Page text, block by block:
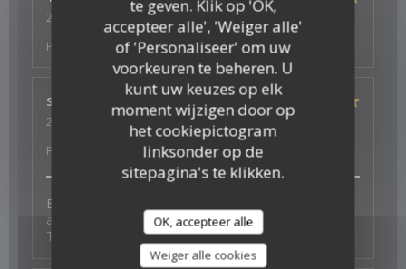
te geven. Klik op 'OK,
accepteer alle', 'Weiger alle'
of 'Personaliseer' om uw
voorkeuren te beheren. U
kunt uw keuzes op elk
moment wijzigen door op
het cookiepictogram
linksonder op de
sitepagina's te klikken.
OK, accepteer alle
Weiger alle cookies
2026-07-29
- 19:30 - Gasten 2
5/5 Atmosfeer:5/5 Keuken:5/5 Kwaliteit /
Prijs
s
2026-07-26
- 19:30 - Gasten 4
Atmosfeer:5/5 Keuken:5/5
Prijs
Excellent experience with fantastic vegan options -
and a thoughtful surprise to celebrate a birthday too.
Thank you for the wonderful food and service.